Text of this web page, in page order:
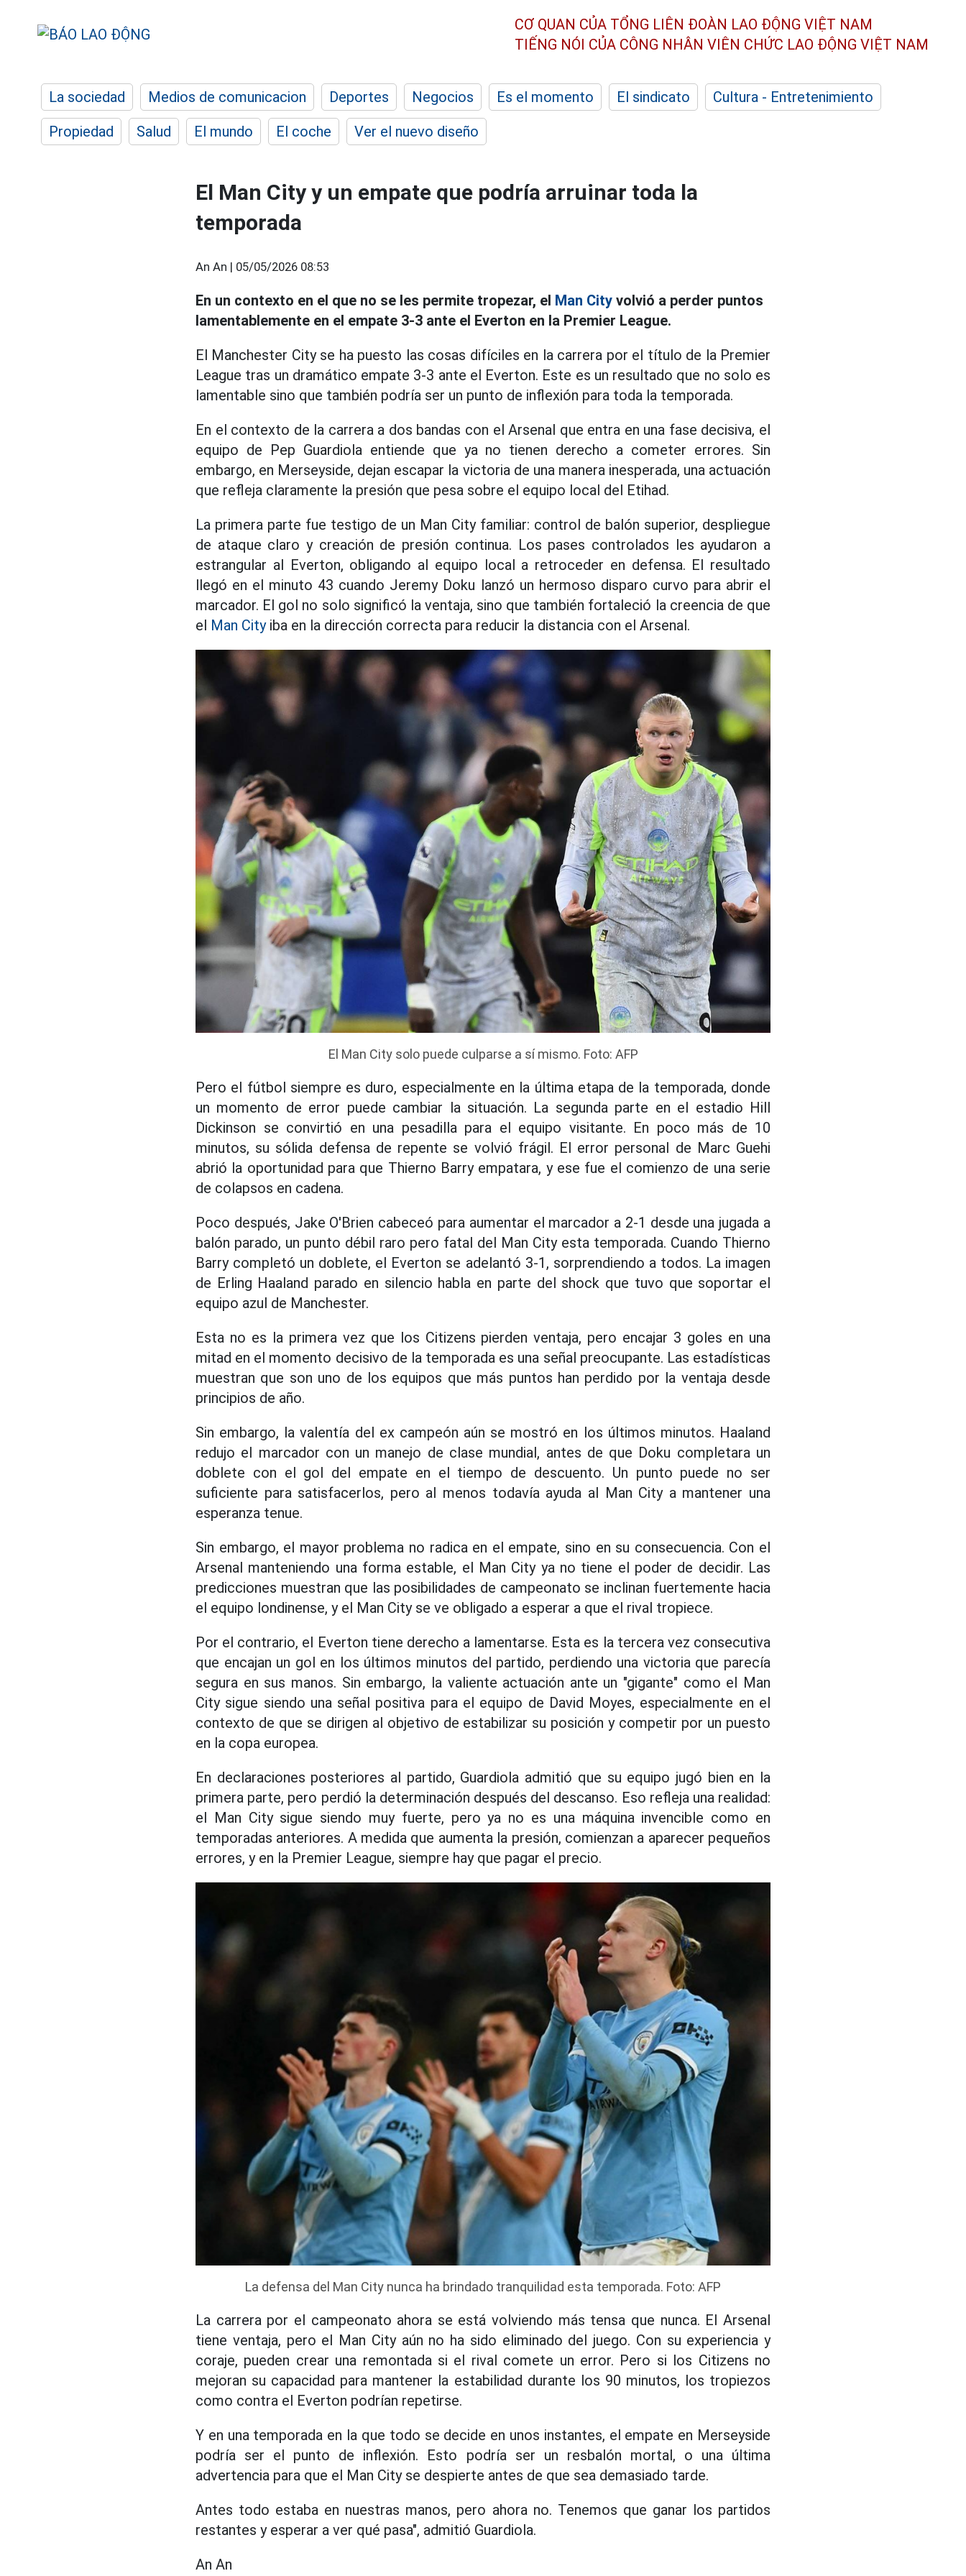
CƠ QUAN CỦA TỔNG LIÊN ĐOÀN LAO ĐỘNG VIỆT NAM
TIẾNG NÓI CỦA CÔNG NHÂN VIÊN CHỨC LAO ĐỘNG VIỆT NAM
La sociedad Medios de comunicacion Deportes Negocios Es el momento El sindicato
Cultura - Entretenimiento
Propiedad
Salud El mundo El coche Ver el nuevo diseño
El Man City y un empate que podría arruinar toda la
temporada
An An | 05/05/2026 08:53
En un contexto en el que no se les permite tropezar, el Man City volvió a perder puntos
lamentablemente en el empate 3-3 ante el Everton en la Premier League.
El Manchester City se ha puesto las cosas difíciles en la carrera por el título de la Premier
League tras un dramático empate 3-3 ante el Everton. Este es un resultado que no solo es
lamentable sino que también podría ser un punto de inflexión para toda la temporada.
En el contexto de la carrera a dos bandas con el Arsenal que entra en una fase decisiva, el
equipo de Pep Guardiola entiende que ya no tienen derecho a cometer errores. Sin
embargo, en Merseyside, dejan escapar la victoria de una manera inesperada, una actuación
que refleja claramente la presión que pesa sobre el equipo local del Etihad.
La primera parte fue testigo de un Man City familiar: control de balón superior, despliegue
de ataque claro y creación de presión continua. Los pases controlados les ayudaron a
estrangular al Everton, obligando al equipo local a retroceder en defensa. El resultado
llegó en el minuto 43 cuando Jeremy Doku lanzó un hermoso disparo curvo para abrir el
marcador. El gol no solo significó la ventaja, sino que también fortaleció la creencia de que
el Man Cityiba en la dirección correcta para reducir la distancia con el Arsenal.
El Man City solo puede culparse a sí mismo. Foto: AFP
Pero el fútbol siempre es duro, especialmente en la última etapa de la temporada, donde
un momento de error puede cambiar la situación. La segunda parte en el estadio Hill
Dickinson se convirtió en una pesadilla para el equipo visitante. En poco más de 10
minutos, su sólida defensa de repente se volvió frágil. El error personal de Marc Guehi
abrió la oportunidad para que Thierno Barry empatara, y ese fue el comienzo de una serie
de colapsos en cadena.
Poco después, Jake O'Brien cabeceó para aumentar el marcador a 2-1 desde una jugada a
balón parado, un punto débil raro pero fatal del Man City esta temporada. Cuando Thierno
Barry completó un doblete, el Everton se adelantó 3-1, sorprendiendo a todos. La imagen
de Erling Haaland parado en silencio habla en parte del shock que tuvo que soportar el
equipo azul de Manchester.
Esta no es la primera vez que los Citizens pierden ventaja, pero encajar 3 goles en una
mitad en el momento decisivo de la temporada es una señal preocupante. Las estadísticas
muestran que son uno de los equipos que más puntos han perdido por la ventaja desde
principios de año.
Sin embargo, la valentía del ex campeón aún se mostró en los últimos minutos. Haaland
redujo el marcador con un manejo de clase mundial, antes de que Doku completara un
doblete con el gol del empate en el tiempo de descuento. Un punto puede no ser
suficiente para satisfacerlos, pero al menos todavía ayuda al Man City a mantener una
esperanza tenue.
Sin embargo, el mayor problema no radica en el empate, sino en su consecuencia. Con el
Arsenal manteniendo una forma estable, el Man City ya no tiene el poder de decidir. Las
predicciones muestran que las posibilidades de campeonato se inclinan fuertemente hacia
el equipo londinense, y el Man City se ve obligado a esperar a que el rival tropiece.
Por el contrario, el Everton tiene derecho a lamentarse. Esta es la tercera vez consecutiva
que encajan un gol en los últimos minutos del partido, perdiendo una victoria que parecía
segura en sus manos. Sin embargo, la valiente actuación ante un "gigante" como el Man
City sigue siendo una señal positiva para el equipo de David Moyes, especialmente en el
contexto de que se dirigen al objetivo de estabilizar su posición y competir por un puesto
en la copa europea.
En declaraciones posteriores al partido, Guardiola admitió que su equipo jugó bien en la
primera parte, pero perdió la determinación después del descanso. Eso refleja una realidad:
el Man City sigue siendo muy fuerte, pero ya no es una máquina invencible como en
temporadas anteriores. A medida que aumenta la presión, comienzan a aparecer pequeños
errores, y en la Premier League, siempre hay que pagar el precio.
La defensa del Man City nunca ha brindado tranquilidad esta temporada. Foto: AFP
La carrera por el campeonato ahora se está volviendo más tensa que nunca. El Arsenal
tiene ventaja, pero el Man City aún no ha sido eliminado del juego. Con su experiencia y
coraje, pueden crear una remontada si el rival comete un error. Pero si los Citizens no
mejoran su capacidad para mantener la estabilidad durante los 90 minutos, los tropiezos
como contra el Everton podrían repetirse.
Y en una temporada en la que todo se decide en unos instantes, el empate en Merseyside
podría ser el punto de inflexión. Esto podría ser un resbalón mortal, o una última
advertencia para que el Man City se despierte antes de que sea demasiado tarde.
Antes todo estaba en nuestras manos, pero ahora no. Tenemos que ganar los partidos
restantes y esperar a ver qué pasa", admitió Guardiola.
An An